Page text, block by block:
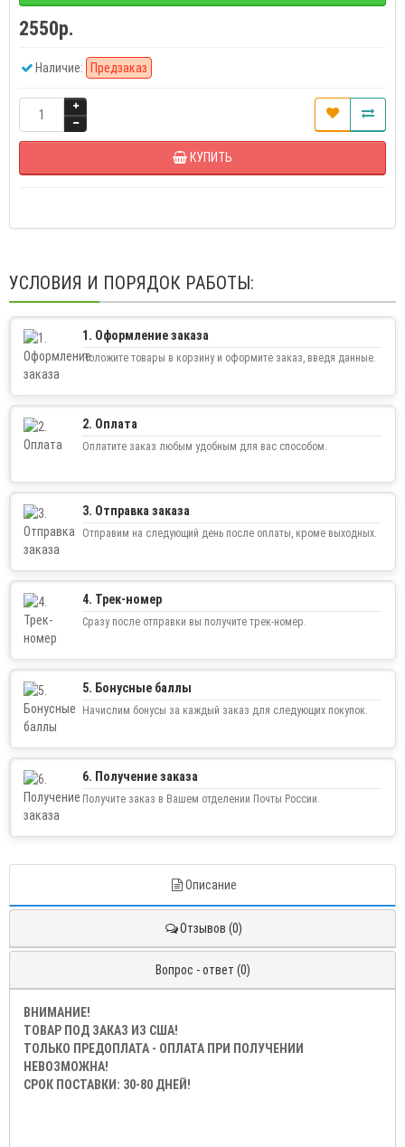
2550р.
Наличие: Предзаказ
КУПИТЬ
УСЛОВИЯ И ПОРЯДОК РАБОТЫ:
1. Оформление заказа
Положите товары в корзину и оформите заказ, введя данные.
2. Оплата
Оплатите заказ любым удобным для вас способом.
3. Отправка заказа
Отправим на следующий день после оплаты, кроме выходных.
4. Трек-номер
Сразу после отправки вы получите трек-номер.
5. Бонусные баллы
Начислим бонусы за каждый заказ для следующих покупок.
6. Получение заказа
Получите заказ в Вашем отделении Почты России.
Описание
Отзывов (0)
Вопрос - ответ (0)
ВНИМАНИЕ!
ТОВАР ПОД ЗАКАЗ ИЗ США!
ТОЛЬКО ПРЕДОПЛАТА - ОПЛАТА ПРИ ПОЛУЧЕНИИ
НЕВОЗМОЖНА!
СРОК ПОСТАВКИ: 30-80 ДНЕЙ!